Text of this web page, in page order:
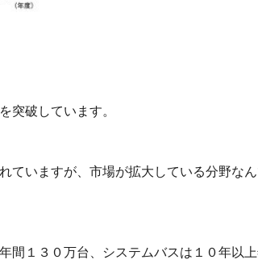
突破しています。
ていますが、市場が拡大している分野なん
間１３０万台、システムバスは１０年以